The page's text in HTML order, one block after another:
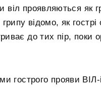
віл проявляються як
відомо, як гострі
до тих пір, поки
прояви ВІЛ-